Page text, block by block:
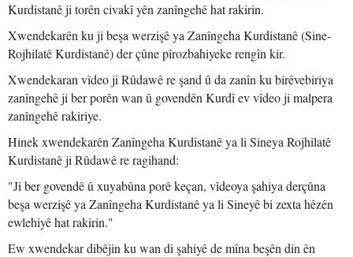
Kurdistanê ji torên civakî yên zanîngehê hat rakirin.
Xwendekarên ku ji beşa werzişê ya Zanîngeha Kurdistanê (Sine-
Rojhilatê Kurdistanê) der çûne pîrozbahiyeke rengîn kir.
Xwendekaran vîdeo ji Rûdawê re şand û da zanîn ku birêvebiriya
zanîngehê ji ber porên wan û govendên Kurdî ev vîdeo ji malpera
zanîngehê rakiriye.
Hinek xwendekarên Zanîngeha Kurdistanê ya li Sineya Rojhilatê
Kurdistanê ji Rûdawê re ragihand:
"Ji ber govendê û xuyabûna porê keçan, vîdeoya şahiya derçûna
beşa werzişê ya Zanîngeha Kurdistanê ya li Sineyê bi zexta hêzên
ewlehiyê hat rakirin."
Ew xwendekar dibêjin ku wan di şahiyê de mîna beşên din ên